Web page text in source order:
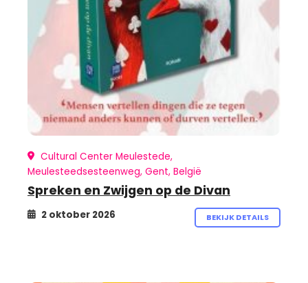
Cultural Center Meulestede,
Meulesteedsesteenweg, Gent, België
Spreken en Zwijgen op de Divan
2 oktober 2026 BEKIJK DETAILS